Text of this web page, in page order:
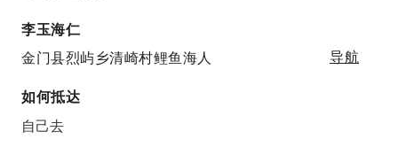
李玉海仁
金门县烈屿乡清崎村鲤鱼海人
导航
如何抵达
自己去